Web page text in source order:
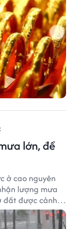
lớn, đề
ở cao nguyên
lượng mưa
đất được cảnh